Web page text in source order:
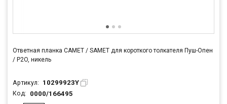
Ответная планка САМЕТ / SAMET для короткого толкателя Пуш-Опен
/ P2O, никель
Артикул: 10299923Y
Код: 0000/166495